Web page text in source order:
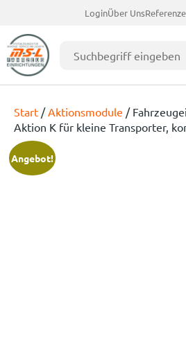
LoginÜber Uns
Start /Aktionsmodule /
Aktion K für kleine Transporter,
Angebot!